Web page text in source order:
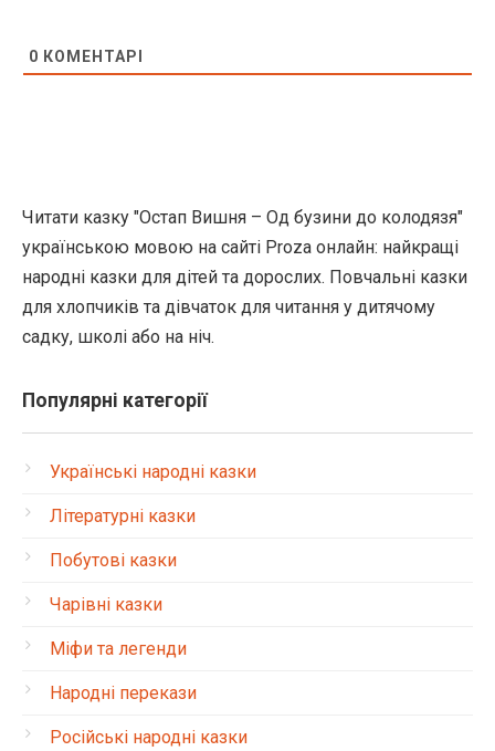
0 КОМЕНТАРІ
Читати казку "Остап Вишня – Од бузини до колодязя"
українською мовою на сайті Proza онлайн: найкращі
народні казки для дітей та дорослих. Повчальні казки
для хлопчиків та дівчаток для читання у дитячому
садку, школі або на ніч.
Популярні категорії
Українські народні казки
Літературні казки
Побутові казки
Чарівні казки
Міфи та легенди
Народні перекази
Російські народні казки